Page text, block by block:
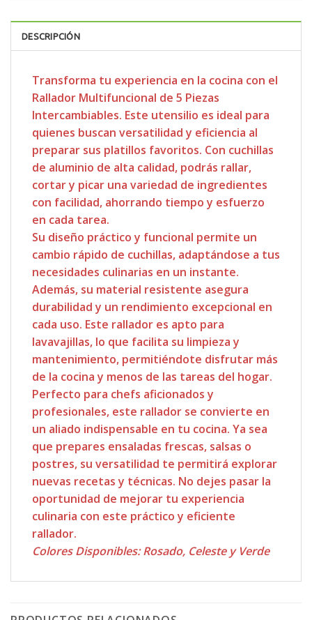
DESCRIPCIÓN
Transforma tu experiencia en la cocina con el
Rallador Multifuncional de 5 Piezas
Intercambiables. Este utensilio es ideal para
quienes buscan versatilidad y eficiencia al
preparar sus platillos favoritos. Con cuchillas
de aluminio de alta calidad, podrás rallar,
cortar y picar una variedad de ingredientes
con facilidad, ahorrando tiempo y esfuerzo
en cada tarea.
Su diseño práctico y funcional permite un
cambio rápido de cuchillas, adaptándose a tus
necesidades culinarias en un instante.
Además, su material resistente asegura
durabilidad y un rendimiento excepcional en
cada uso. Este rallador es apto para
lavavajillas, lo que facilita su limpieza y
mantenimiento, permitiéndote disfrutar más
de la cocina y menos de las tareas del hogar.
Perfecto para chefs aficionados y
profesionales, este rallador se convierte en
un aliado indispensable en tu cocina. Ya sea
que prepares ensaladas frescas, salsas o
postres, su versatilidad te permitirá explorar
nuevas recetas y técnicas. No dejes pasar la
oportunidad de mejorar tu experiencia
culinaria con este práctico y eficiente
rallador.
Colores Disponibles: Rosado, Celeste y Verde